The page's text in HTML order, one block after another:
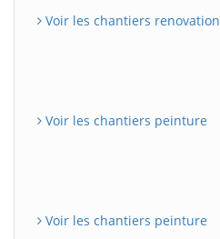
Voir les chantiers renovation
Voir les chantiers peinture
Voir les chantiers peinture